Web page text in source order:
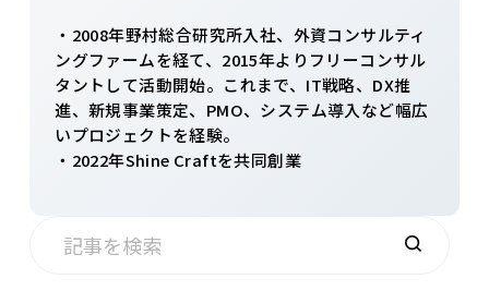
・2008年野村総合研究所入社、外資コンサルティ
ングファームを経て、2015年よりフリーコンサル
タントして活動開始。これまで、IT戦略、DX推
進、新規事業策定、PMO、システム導入など幅広
いプロジェクトを経験。
・2022年Shine Craftを共同創業